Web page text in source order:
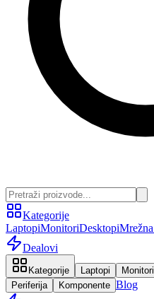
Kategorije
LaptopiMonitoriDesktopi
Dealovi
Kategorije Laptopi Monitori
Periferija
Komponente Blog